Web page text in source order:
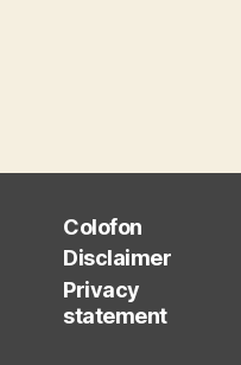
Colofon
Disclaimer
Privacy
statement